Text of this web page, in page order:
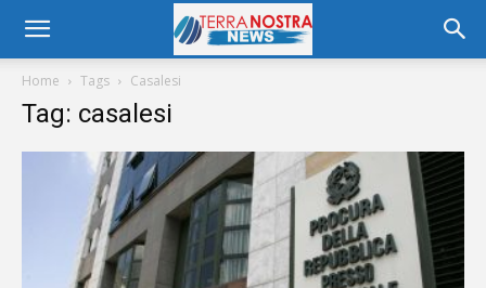
Home Tags Casalesi
Tag: casalesi